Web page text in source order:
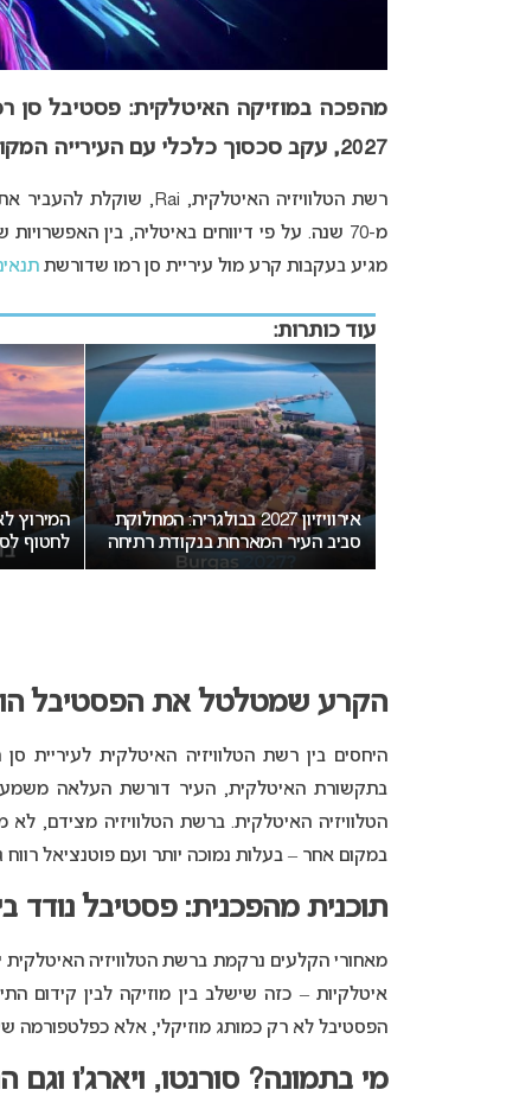
מהפכה במוזיקה האיטלקית: פסטיבל סן
2027, עקב סכסוך כלכלי עם העירייה המקומית.
רשת הטלוויזיה האיטלקית, Rai, שוקלת להעביר את
מ-70 שנה. על פי דיווחים באיטליה, בין
מגיע בעקבות קרע מול עיריית סן רמו שדורשת
עוד כותרות:
אירוויזיון 2027 בבולגריה: המחלוקת
סביב העיר המארחת בנקודת רתיחה
לחטוף
הקרע שמטלטל את הפסטיבל
היחסים בין רשת הטלוויזיה האיטלקית לעיריית
בתקשורת האיטלקית, העיר דורשת העלאה
הטלוויזיה האיטלקית. ברשת הטלוויזיה מצידם,
במקום אחר – בעלות נמוכה יותר ועם פוטנציאל רווח
תוכנית מהפכנית: פסטיבל נודד
מאחורי הקלעים נרקמת ברשת הטלוויזיה האיטלקית
איטלקיות – כזה שישלב בין מוזיקה לבין
הפסטיבל לא רק כמותג מוזיקלי, אלא כפלטפורמה
מי בתמונה? סורנטו, ויארג’ו